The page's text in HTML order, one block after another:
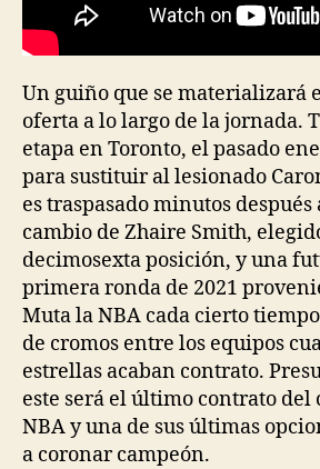
Un guiño que se materializará
oferta a lo largo de la jornada.
etapa en Toronto, el pasado
para sustituir al lesionado
es traspasado minutos después
cambio de Zhaire Smith,
decimosexta posición, y una
primera ronda de 2021
Muta la NBA cada cierto
de cromos entre los equipos
estrellas acaban contrato.
este será el último contrato del
NBA y una de sus últimas
a coronar campeón.